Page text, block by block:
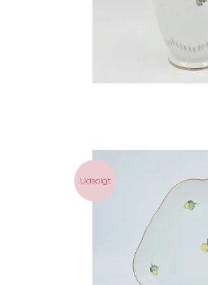
Udsolgt